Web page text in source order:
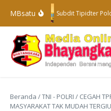
Lewati ke konten
MBsatu
Subdit Tipidter
Beranda /TNI - POLRI / CEGAH
MASYARAKAT TAK MUDAH